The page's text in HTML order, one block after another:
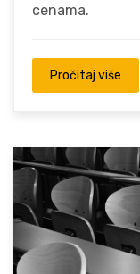
cenama.
Pročitaj više